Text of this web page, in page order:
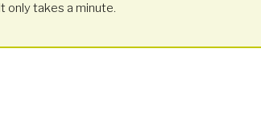
only takes a minute.